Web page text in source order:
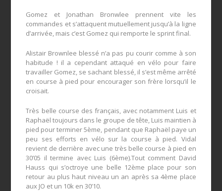
Gomez et Jonathan Bronwlee prennent vite les
commandes et s’attaquent mutuellement jusqu’à la ligne
d’arrivée, mais c’est Gomez qui remporte le sprint final.
Alistair Brownlee blessé n’a pas pu courir comme à son
habitude ! il a cependant attaqué en vélo pour faire
travailler Gomez, se sachant blessé, il s’est même arrêté
en course à pied pour encourager son frère lorsqu’il le
croisait.
Très belle course des français, avec notamment Luis et
Raphaël toujours dans le groupe de tête, Luis maintien à
pied pour terminer 5ème, pendant que Raphaël paye un
peu ses efforts en vélo sur la course à pied. Vidal
revient de derrière avec une très belle course à pied en
30’05 il termine avec Luis (6ème).Tout comment David
Hauss qui s’octroye une belle 12ème place pour son
retour au plus haut niveau un an après sa 4ème place
aux JO et un 10k en 30’10.